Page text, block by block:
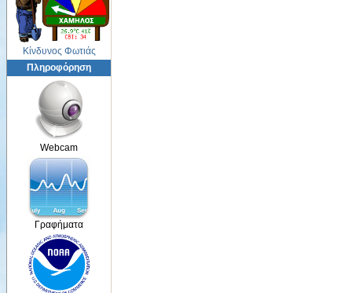
Κίνδυνος Φωτιάς
Πληροφόρηση
Webcam
Γραφήματα